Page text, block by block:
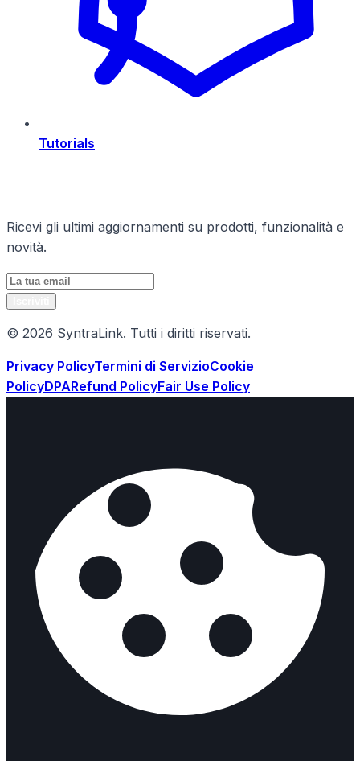
Tutorials
Ricevi gli ultimi aggiornamenti su prodotti, funzionalità e
novità.
© 2026 SyntraLink. Tutti i diritti riservati.
Privacy PolicyTermini di ServizioCookie
PolicyDPARefund PolicyFair Use Policy